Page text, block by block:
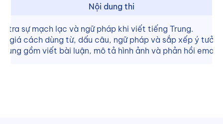
Nội dung thi
tra sự mạch lạc và ngữ pháp khi viết tiếng Trung.
giá cách dùng từ, dấu câu, ngữ pháp và sắp xếp ý
dung gồm viết bài luận, mô tả hình ảnh và phản hồi email.